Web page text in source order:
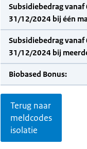
Subsidiebedrag
31/12/2024 bij één
Subsidiebedrag
31/12/2024 bij
Biobased Bonus:
Terug naar
meldcodes
isolatie